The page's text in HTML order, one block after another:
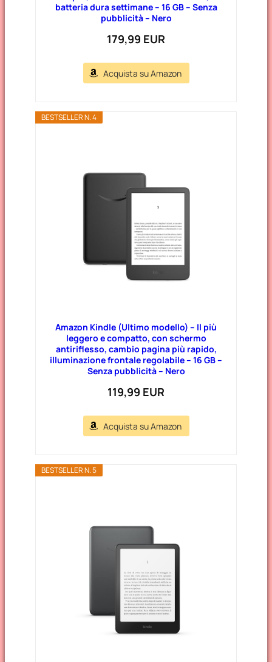
batteria dura settimane – 16 GB – Senza
pubblicità – Nero
179,99 EUR
Acquista su Amazon
BESTSELLER N. 4
Amazon Kindle (Ultimo modello) – Il più
leggero e compatto, con schermo
antiriflesso, cambio pagina più rapido,
illuminazione frontale regolabile – 16 GB –
Senza pubblicità – Nero
119,99 EUR
Acquista su Amazon
BESTSELLER N. 5